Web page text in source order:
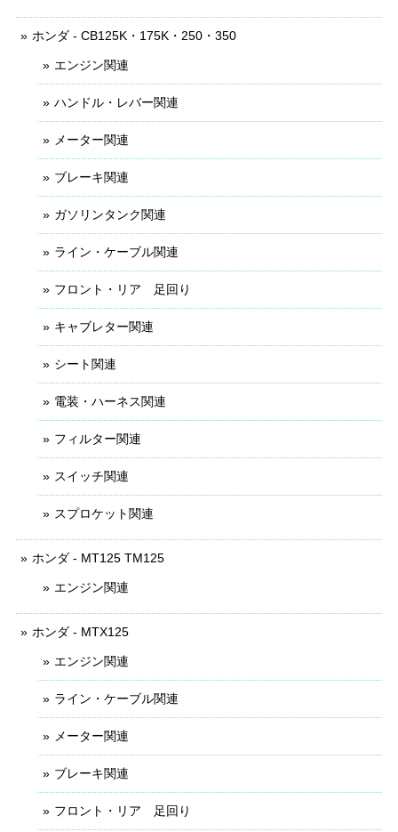
ホンダ - CB125K・175K・250・350
エンジン関連
ハンドル・レバー関連
メーター関連
ブレーキ関連
ガソリンタンク関連
ライン・ケーブル関連
フロント・リア 足回り
キャブレター関連
シート関連
電装・ハーネス関連
フィルター関連
スイッチ関連
スプロケット関連
ホンダ - MT125 TM125
エンジン関連
ホンダ - MTX125
エンジン関連
ライン・ケーブル関連
メーター関連
ブレーキ関連
フロント・リア 足回り